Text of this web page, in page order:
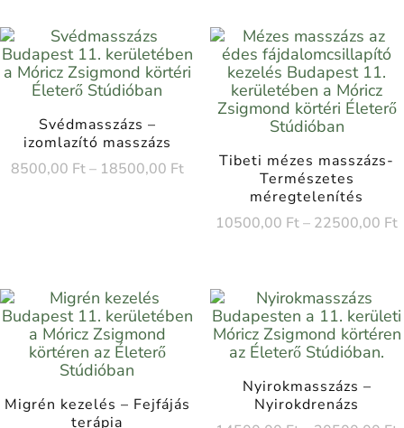
Svédmasszázs –
izomlazító masszázs
8500,00 Ft – 18500,00 Ft
Tibeti mézes masszázs-
Természetes
méregtelenítés
10500,00 Ft – 22500,00 Ft
Migrén kezelés – Fejfájás
terápia
Nyirokmasszázs –
Nyirokdrenázs